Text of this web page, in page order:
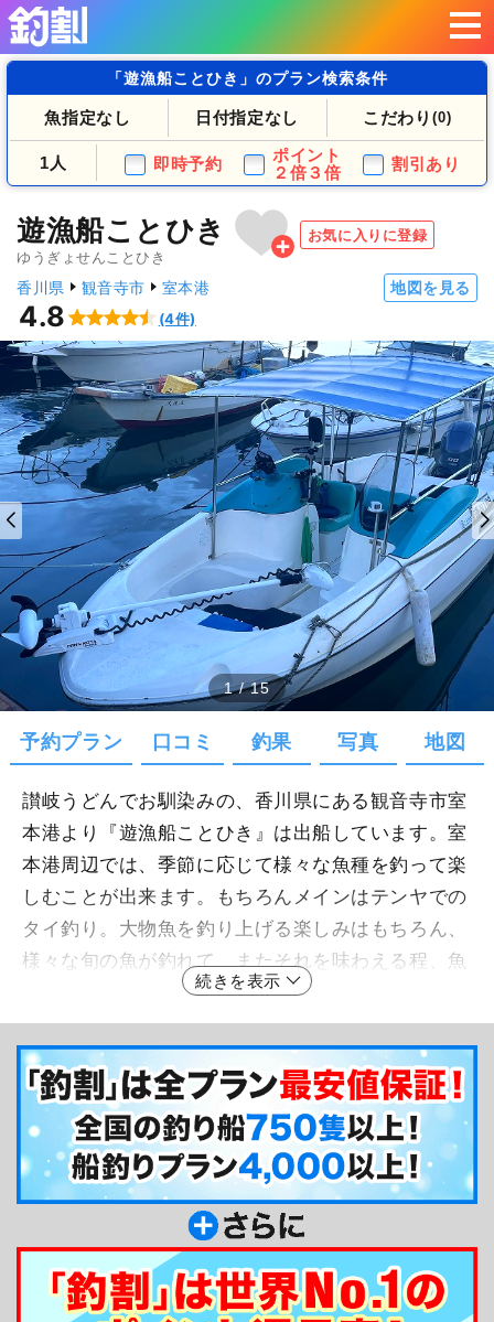
「遊漁船ことひき」のプラン検索条件
魚指定なし 日付指定なし こだわり (0)
1人 即時予約
ポイント
２倍３倍
割引あり
遊漁船ことひき
ゆうぎょせんことひき
お気に入りに登録
香川県 観音寺市 室本港 地図を見る
4.8 (4件)
1/15
予約プラン 口コミ 釣果 写真 地図
讃岐うどんでお馴染みの、香川県にある観音寺市室
本港より『遊漁船ことひき』は出船しています。室
本港周辺では、季節に応じて様々な魚種を釣って楽
しむことが出来ます。もちろんメインはテンヤでの
タイ釣り。大物魚を釣り上げる楽しみはもちろん、
様々な旬の魚が釣れて、またそれを味わえる程、魚
種が豊富です。料金はリーズナブルですし、小グル
ープでの釣りに最適です♪テンヤ初心者の方や女
性・お子様でも、坂本船長は優しく丁寧に釣り方の
コツや船釣りの基本を教えてくれるので初めてでも
安心！アコウやマゴチなどの高級魚も釣れたりする
ので、面白いですよ♪船釣りの虜になること間違い
なし！
釣り船からのメッセージ
『遊漁船ことひき』のご紹介ページをご覧いただ
きありがとうございます。初心者の方や、女性・お
続きを表示